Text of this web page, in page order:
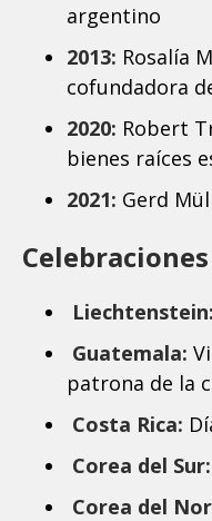
argentino
2013: Rosalía
cofundadora
2020: Robert
bienes raíces
2021: Gerd
Celebraciones
Liechtenstein:
Guatemala:
patrona de la
Costa Rica:
Corea del Sur:
Corea del